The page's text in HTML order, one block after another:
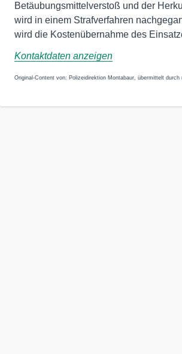
Betäubungsmittelverstoß und der
wird in einem Strafverfahren
wird die Kostenübernahme des
Kontaktdaten anzeigen
Original-Content von: Polizeidirektion Montabaur, übermittelt durch